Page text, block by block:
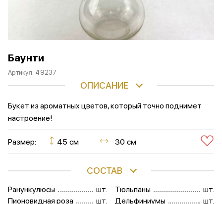
Баунти
Артикул: 49237
ОПИСАНИЕ
Букет из ароматных цветов, который точно поднимет
настроение!
Размер: 45 см 30 см
СОСТАВ
Ранункулюсы
шт.
Пионовидная роза
шт.
Тюльпаны
шт.
Дельфиниумы
шт.